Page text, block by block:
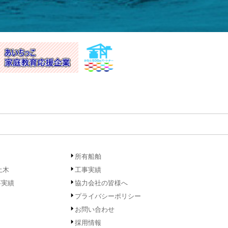
木
績
所有船舶
工事実績
協力会社の皆様へ
プライバシーポリシー
お問い合わせ
採用情報